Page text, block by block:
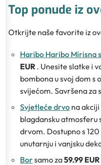
Top ponude iz
Otkrijte naše favorite iz
Haribo Haribo Mirisna
EUR . Unesite slatke i
bombona u svoj dom
svijećom. Savršena za
Svjetleće drvo na akciji
blagdansku atmosferu
drvom. Dostupno s
unutarnju i vanjsku
Borsamo za59.99 EUR